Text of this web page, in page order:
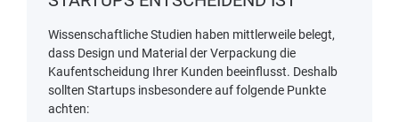
Wissenschaftliche Studien haben mittlerweile belegt,
dass Design und Material der Verpackung die
Kaufentscheidung Ihrer Kunden beeinflusst. Deshalb
sollten Startups insbesondere auf folgende Punkte
achten: